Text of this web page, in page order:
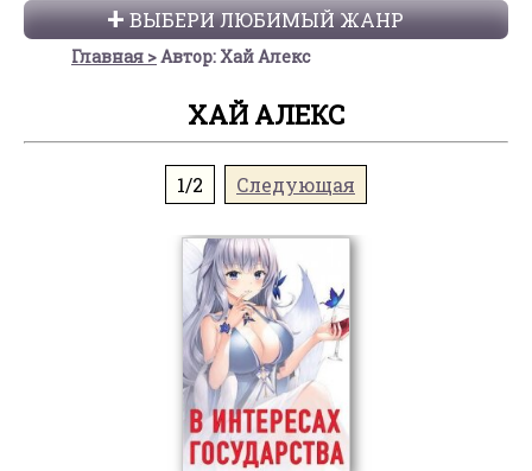
ВЫБЕРИ ЛЮБИМЫЙ ЖАНР
Главная Автор: Хай Алекс
ХАЙ АЛЕКС
1/2 Следующая